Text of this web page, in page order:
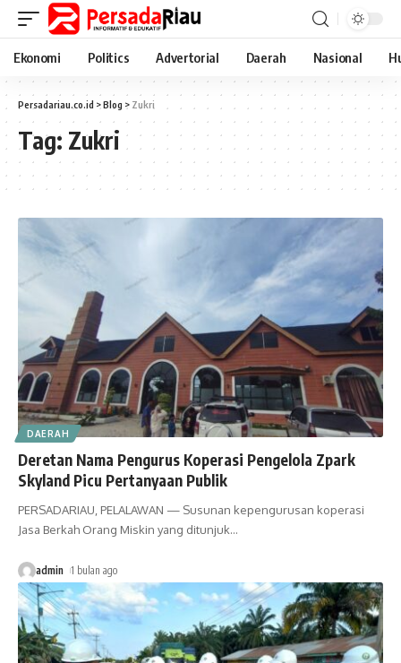
Ekonomi Politics Advertorial Daerah Nasional
Persadariau.co.id >Blog > Zukri
Tag: Zukri
DAERAH
Deretan Nama Pengurus Koperasi Pengelola Zpark
Skyland Picu Pertanyaan Publik
PERSADARIAU, PELALAWAN — Susunan kepengurusan koperasi
Jasa Berkah Orang Miskin yang ditunjuk…
admin 1 bulan ago